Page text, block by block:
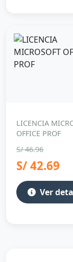
LICENCIA
OFFICE PROF
S/ 46.96
S/ 42.69
Ver